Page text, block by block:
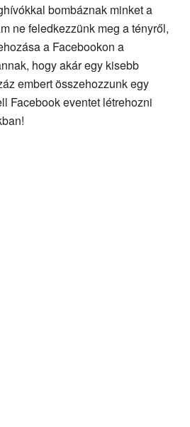
bombáznak minket a
ne feledkezzünk meg a tényről,
a Facebookon a
hogy akár egy kisebb
embert összehozzunk egy
Facebook eventet létrehozni